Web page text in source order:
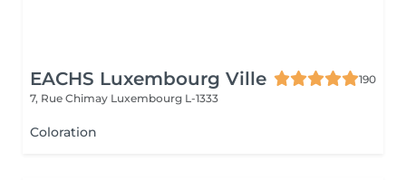
EACHS Luxembourg Ville
190
7, Rue Chimay Luxembourg L-1333
Coloration